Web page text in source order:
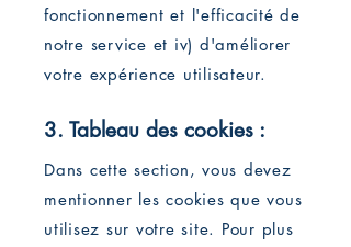
fonctionnement et l'efficacité de
notre service et iv) d'améliorer
votre expérience utilisateur.
3. Tableau des cookies :
Dans cette section, vous devez
mentionner les cookies que vous
utilisez sur votre site. Pour plus